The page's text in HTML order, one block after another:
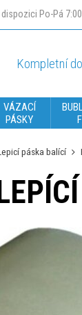
Po-Pá
Kompletní
VÁZACÍ
PÁSKY
páska balící